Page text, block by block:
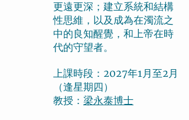
更遠更深；建立系統和結構
性思維，以及成為在濁流之
中的良知醒覺，和上帝在時
代的守望者。
上課時段：2027年1月至2月
（逢星期四）
教授： 梁永泰博士